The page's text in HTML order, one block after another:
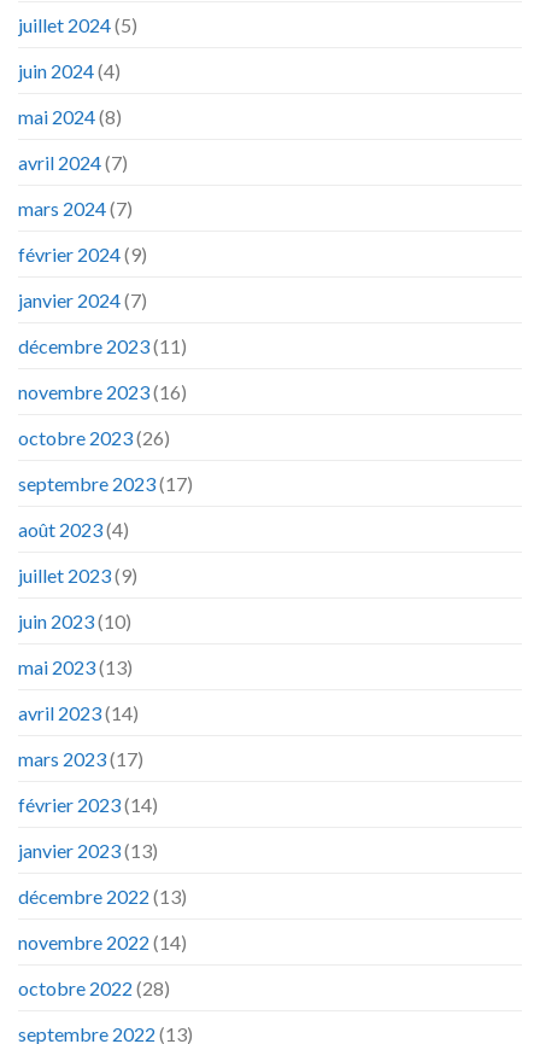
juillet 2024(5)
juin 2024(4)
mai 2024(8)
avril 2024(7)
mars 2024(7)
février 2024(9)
janvier 2024(7)
décembre 2023(11)
novembre 2023(16)
octobre 2023(26)
septembre 2023(17)
août 2023(4)
juillet 2023(9)
juin 2023(10)
mai 2023(13)
avril 2023(14)
mars 2023(17)
février 2023(14)
janvier 2023(13)
décembre 2022 (13)
novembre 2022 (14)
octobre 2022 (28)
septembre 2022 (13)